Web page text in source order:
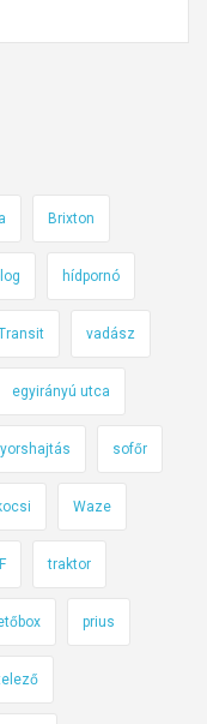
Brixton
hídpornó
vadász
egyirányú utca
sofőr
Waze
traktor
prius